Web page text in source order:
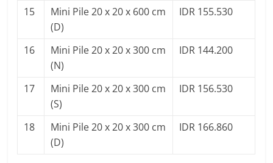
15
Mini Pile 20 x 20 x 600 cm
(D)
IDR 155.530
16
Mini Pile 20 x 20 x 300 cm
(N)
IDR 144.200
17
Mini Pile 20 x 20 x 300 cm
(S)
IDR 156.530
18
Mini Pile 20 x 20 x 300 cm
(D)
IDR 166.860